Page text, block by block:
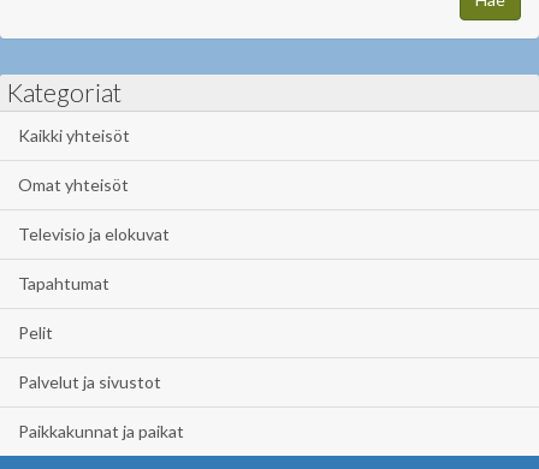
Kategoriat
Kaikki yhteisöt
Omat yhteisöt
Televisio ja elokuvat
Tapahtumat
Pelit
Palvelut ja sivustot
Paikkakunnat ja paikat